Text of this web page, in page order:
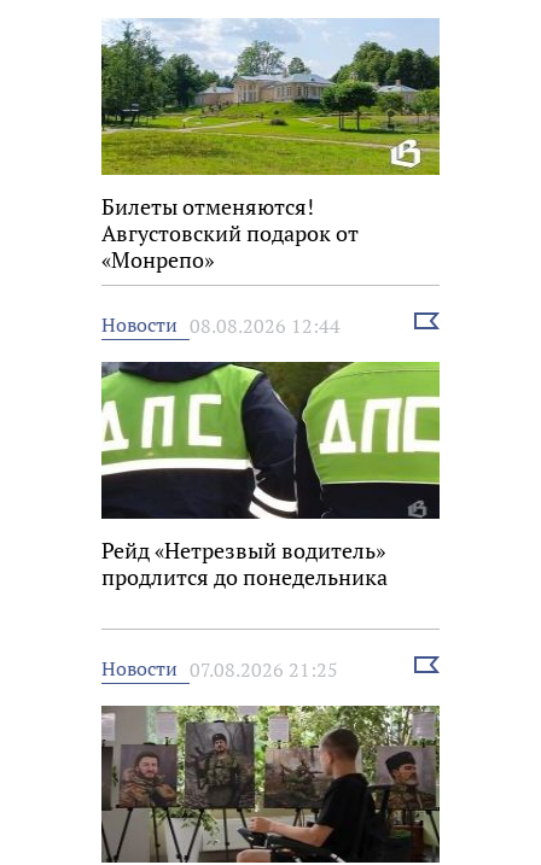
Билеты отменяются!
Августовский подарок от
«Монрепо»
Новости 08.08.2026 12:44
Выбрать
Рейд «Нетрезвый водитель»
продлится до понедельника
Новости 07.08.2026 21:25
Выбрать